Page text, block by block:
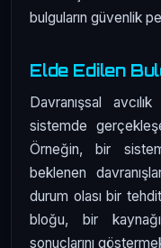
bulguların güvenlik
Elde Edilen
Davranışsal
sistemde
Örneğin, bir
beklenen
durum olası bir
bloğu, bir
sonuçlarını